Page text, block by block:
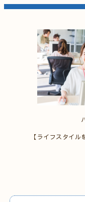
【ライフスタイル